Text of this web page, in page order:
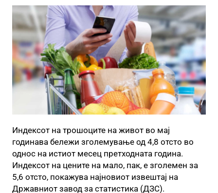
Индексот на трошоците на живот во мај
годинава бележи зголемување од 4,8 отсто во
однос на истиот месец претходната година.
Индексот на цените на мало, пак, е зголемен за
5,6 отсто, покажува најновиот извештај на
Државниот завод за статистика (ДЗС).